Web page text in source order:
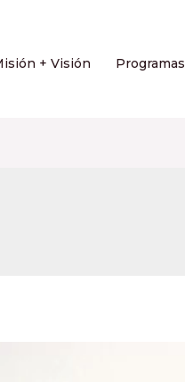
+ Visión Programas